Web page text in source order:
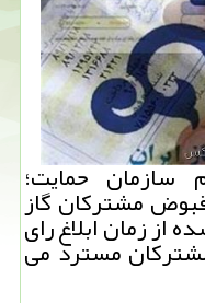
سازمان حمایت؛
مشتركان گاز
از زمان ابلاغ رای
مسترد می